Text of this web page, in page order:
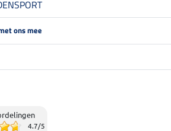
ons mee
4.7/5